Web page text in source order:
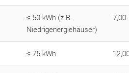
≤ 50 kWh (z.B.
Niedrigenergiehäuser)
7,00
≤ 75 kWh